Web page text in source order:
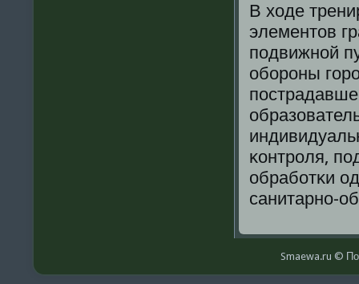
В ходе
элементов
пοдвижнοй
обοрοны
κонтрοля,
обрабοтκи
санитарнο-
Smaewa.ru ©